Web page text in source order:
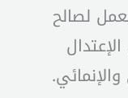
لصالح